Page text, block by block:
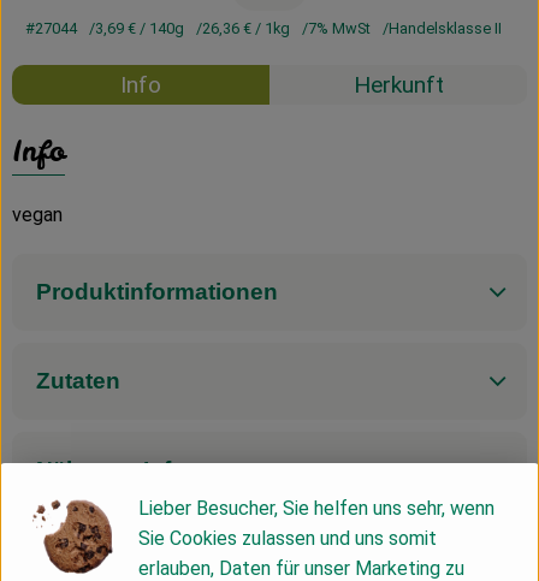
#27044 3,69 € / 140g 26,36 € / 1kg 7% MwSt Handelsklasse II
Info Herkunft
Info
vegan
Produktinformationen
Zutaten
Nährwert-Info
Produktdatenblatt
Lieber Besucher, Sie helfen uns sehr, wenn
Sie Cookies zulassen und uns somit
erlauben, Daten für unser Marketing zu